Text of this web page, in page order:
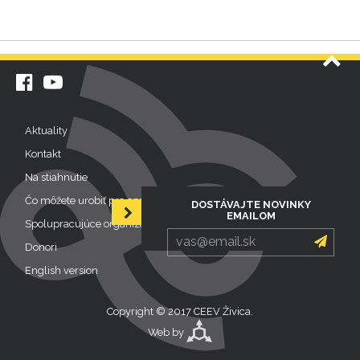
Prepnúť formulár
DOSTÁVAJTE NOVINKY
EMAILOM
Odoslať
Facebook
Aktuality
Kontakt
Na stiahnutie
Čo môžete urobiť pre opeľovače
Spolupracujúce organizácie
Donori
English version
Copyright © 2017 CEEV Živica.
Web by